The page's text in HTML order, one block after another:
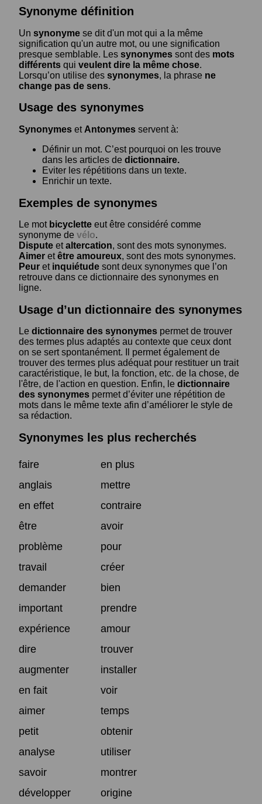
Synonyme définition
Un synonyme se dit d'un mot qui a la même
signification qu'un autre mot, ou une signification
presque semblable. Les synonymes sont des mots
différents qui veulent dire la même chose.
Lorsqu’on utilise des synonymes, la phrase ne
change pas de sens.
Usage des synonymes
Synonymes et Antonymes servent à:
Définir un mot. C’est pourquoi on les trouve
dans les articles de dictionnaire.
Eviter les répétitions dans un texte.
Enrichir un texte.
Exemples de synonymes
Le mot bicyclette eut être considéré comme
synonyme de vélo.
Dispute etaltercation, sont des mots synonymes.
Aimer etêtre amoureux, sont des mots synonymes.
Peur et inquiétude sont deux synonymes que l’on
retrouve dans ce dictionnaire des synonymes en
ligne.
Usage d’un dictionnaire des synonymes
Le dictionnaire des synonymes permet de trouver
des termes plus adaptés au contexte que ceux dont
on se sert spontanément. Il permet également de
trouver des termes plus adéquat pour restituer un trait
caractéristique, le but, la fonction, etc. de la chose, de
l'être, de l'action en question. Enfin, le dictionnaire
des synonymes permet d’éviter une répétition de
mots dans le même texte afin d’améliorer le style de
sa rédaction.
Synonymes les plus recherchés
faire
en plus
anglais
mettre
en effet
contraire
être
avoir
problème
pour
travail
créer
demander
bien
important
prendre
expérience
amour
dire
trouver
augmenter
installer
en fait
voir
aimer
temps
petit
obtenir
analyse
utiliser
savoir
montrer
développer
origine